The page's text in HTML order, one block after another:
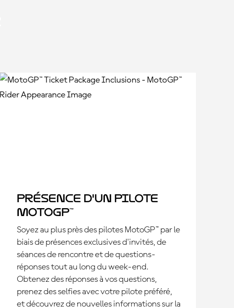
Présence d'un pilote
MotoGP™
Soyez au plus près des pilotes MotoGP™ par le
biais de présences exclusives d'invités, de
séances de rencontre et de questions-
réponses tout au long du week-end.
Obtenez des réponses à vos questions,
prenez des selfies avec votre pilote préféré,
et découvrez de nouvelles informations sur la